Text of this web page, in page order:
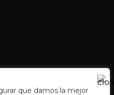
que damos la mejor